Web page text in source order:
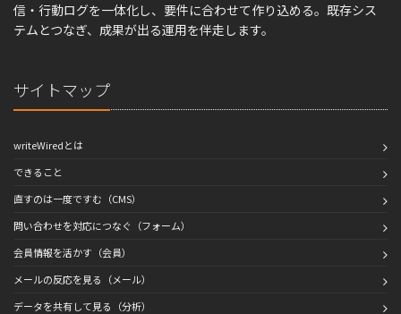
信・行動ログを一体化し、要件に合わせて作り込める。既存シス
テムとつなぎ、成果が出る運用を伴走します。
サイトマップ
writeWiredとは
できること
直すのは一度ですむ（CMS）
問い合わせを対応につなぐ（フォーム）
会員情報を活かす（会員）
メールの反応を見る（メール）
データを共有して見る（分析）